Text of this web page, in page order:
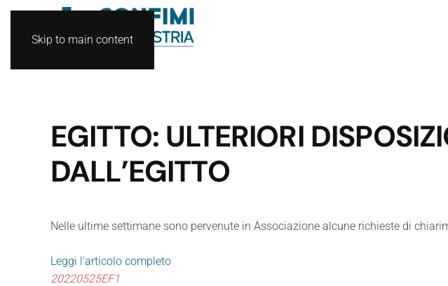
Skip to main content
EGITTO: ULTERIORI
DALL’EGITTO
Nelle ultime settimane sono pervenute in Associazione alcune richieste di
Leggi l'articolo completo
20220525EF1